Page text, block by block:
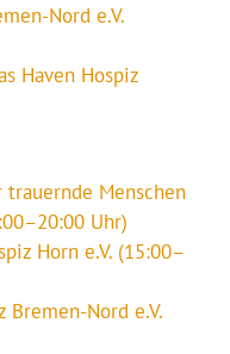
Nord e.V.
Haven Hospiz
trauernde Menschen
Uhr)
Horn e.V. (15:00–
Bremen-Nord e.V.